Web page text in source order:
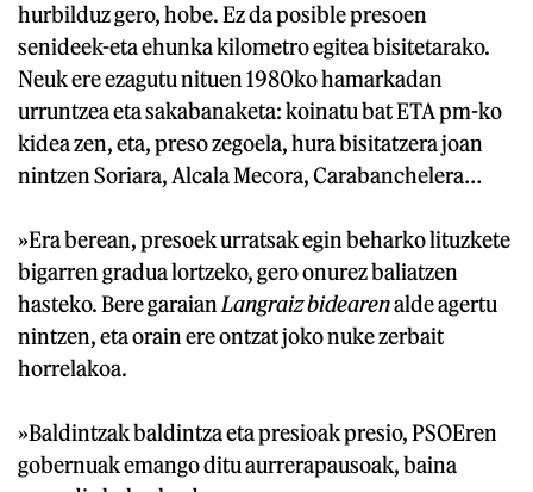
hurbilduz gero, hobe. Ez da posible presoen
senideek-eta ehunka kilometro egitea bisitetarako.
Neuk ere ezagutu nituen 1980ko hamarkadan
urruntzea eta sakabanaketa: koinatu bat ETA pm-ko
kidea zen, eta, preso zegoela, hura bisitatzera joan
nintzen Soriara, Alcala Mecora, Carabanchelera…
»Era berean, presoek urratsak egin beharko lituzkete
bigarren gradua lortzeko, gero onurez baliatzen
hasteko. Bere garaian Langraiz bidearenalde agertu
nintzen, eta orain ere ontzat joko nuke zerbait
horrelakoa.
»Baldintzak baldintza eta presioak presio, PSOEren
gobernuak emango ditu aurrerapausoak, baina